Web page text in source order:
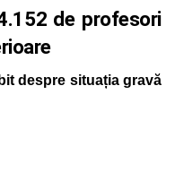
de profesori
despre situația gravă